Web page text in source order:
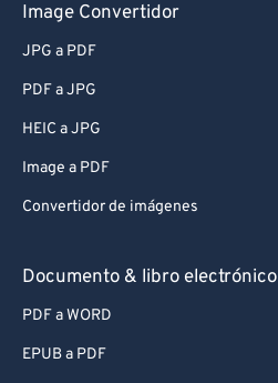
Image Convertidor
JPG a PDF
PDF a JPG
HEIC a JPG
Image a PDF
Convertidor de imágenes
Documento & libro electrónico
PDF a WORD
EPUB a PDF